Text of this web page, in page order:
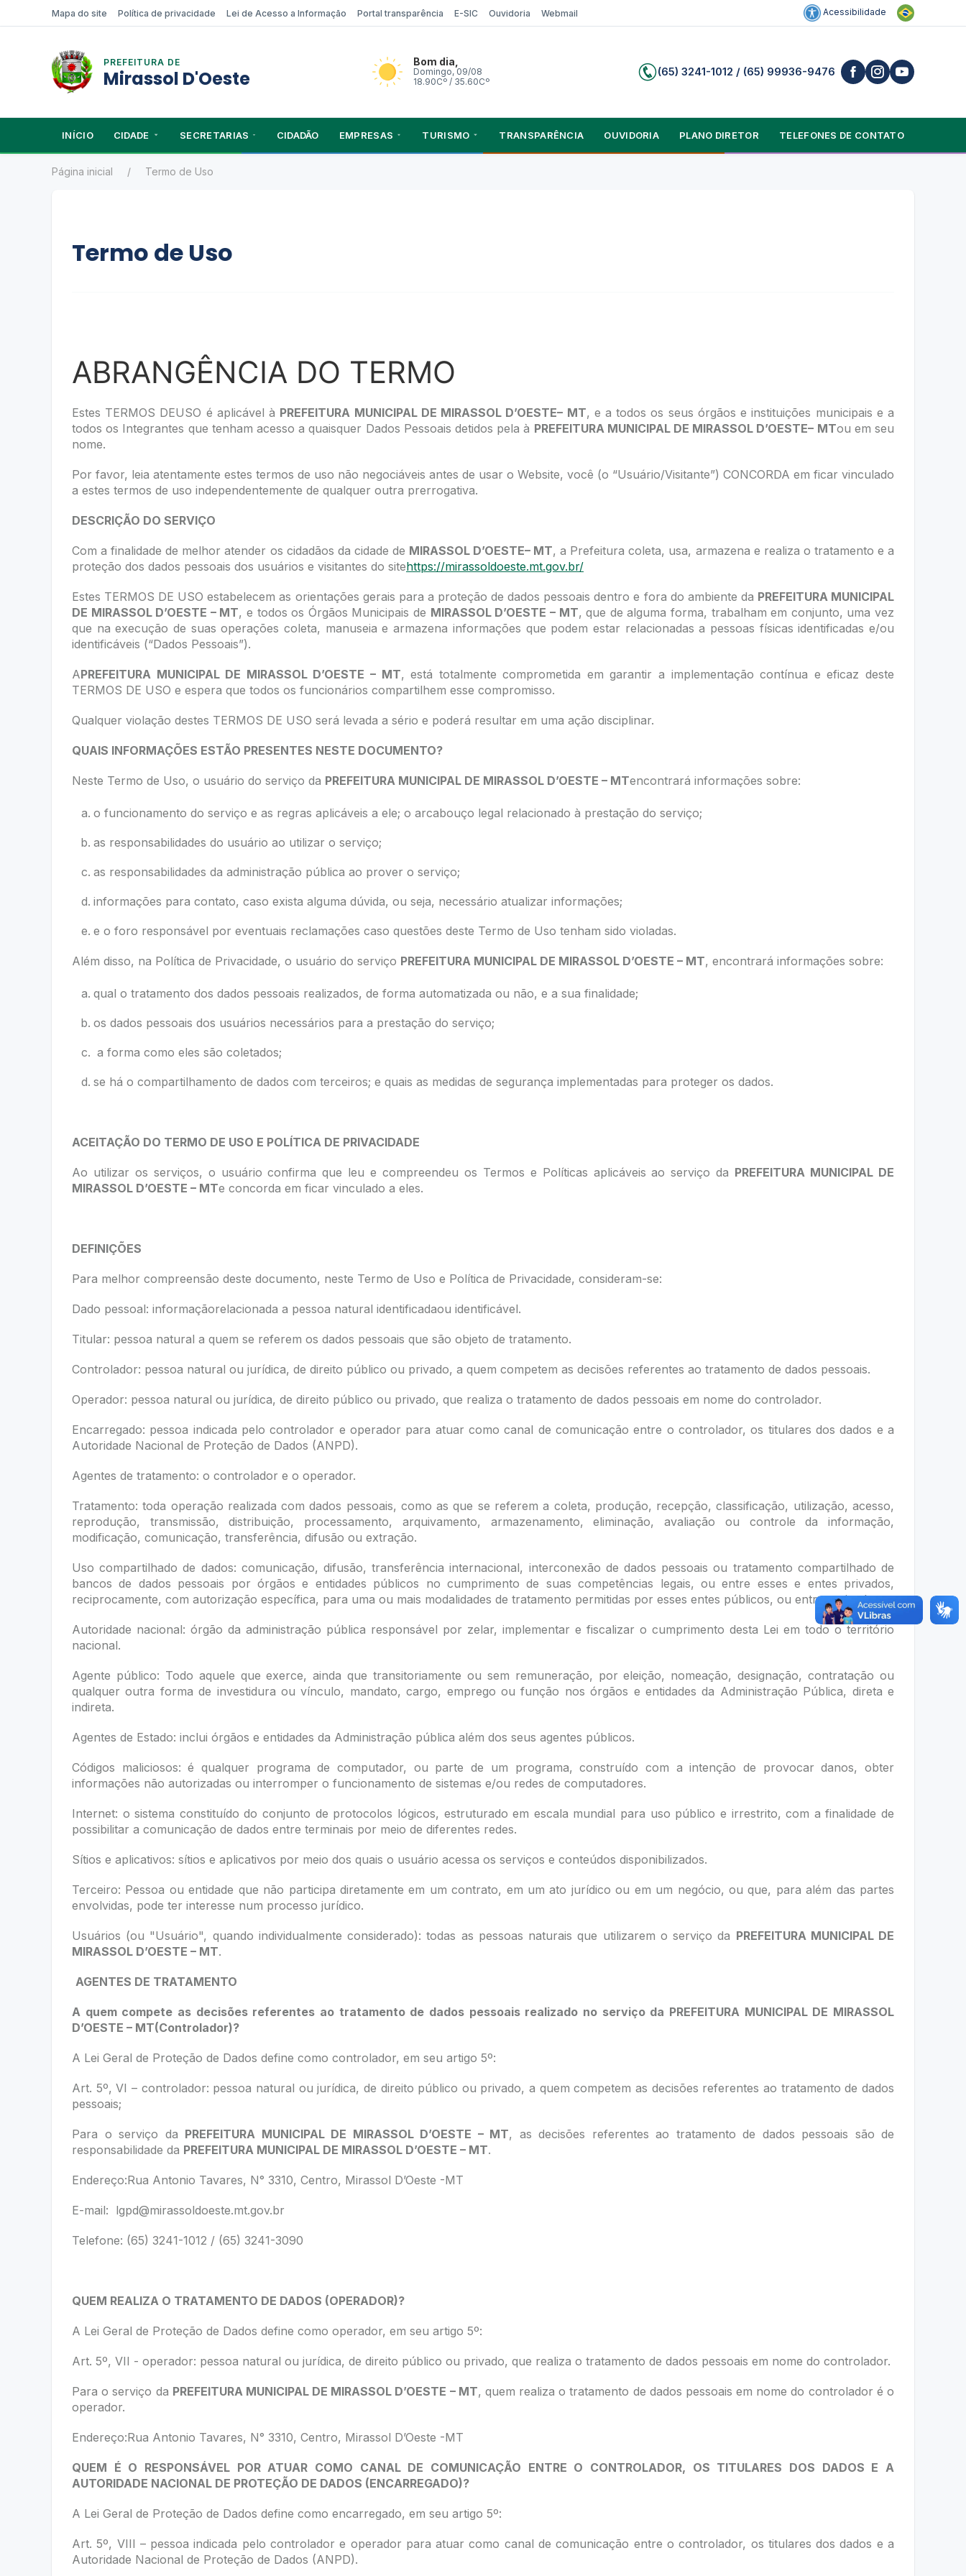
Mapa do site Política de privacidade Lei de Acesso a Informação Portal transparência E-SIC Ouvidoria Webmail Acessibilidade
PREFEITURA DE
Mirassol D'Oeste
Bom dia,
Domingo, 09/08
18.90Cº / 35.60Cº
(65) 3241-1012 / (65) 99936-9476
INÍCIO CIDADE SECRETARIAS CIDADÃO EMPRESAS TURISMO TRANSPARÊNCIA OUVIDORIA PLANO DIRETOR TELEFONES DE CONTATO
Página inicial Termo de Uso
Termo de Uso
ABRANGÊNCIA DO TERMO
Estes TERMOS DEUSO é aplicável à PREFEITURA MUNICIPAL DE MIRASSOL D’OESTE– MT, e a todos os seus órgãos e instituições municipais e a
todos os Integrantes que tenham acesso a quaisquer Dados Pessoais detidos pela à PREFEITURA MUNICIPAL DE MIRASSOL D’OESTE– MTou em seu
nome.
Por favor, leia atentamente estes termos de uso não negociáveis antes de usar o Website, você (o “Usuário/Visitante”) CONCORDA em ficar vinculado
a estes termos de uso independentemente de qualquer outra prerrogativa.
DESCRIÇÃO DO SERVIÇO
Com a finalidade de melhor atender os cidadãos da cidade de MIRASSOL D’OESTE– MT, a Prefeitura coleta, usa, armazena e realiza o tratamento e a
proteção dos dados pessoais dos usuários e visitantes do sitehttps://mirassoldoeste.mt.gov.br/
Estes TERMOS DE USO estabelecem as orientações gerais para a proteção de dados pessoais dentro e fora do ambiente da PREFEITURA MUNICIPAL
DE MIRASSOL D’OESTE – MT, e todos os Órgãos Municipais de MIRASSOL D’OESTE – MT, que de alguma forma, trabalham em conjunto, uma vez
que na execução de suas operações coleta, manuseia e armazena informações que podem estar relacionadas a pessoas físicas identificadas e/ou
identificáveis (“Dados Pessoais”).
APREFEITURA MUNICIPAL DE MIRASSOL D’OESTE – MT, está totalmente comprometida em garantir a implementação contínua e eficaz deste
TERMOS DE USO e espera que todos os funcionários compartilhem esse compromisso.
Qualquer violação destes TERMOS DE USO será levada a sério e poderá resultar em uma ação disciplinar.
QUAIS INFORMAÇÕES ESTÃO PRESENTES NESTE DOCUMENTO?
Neste Termo de Uso, o usuário do serviço da PREFEITURA MUNICIPAL DE MIRASSOL D’OESTE – MTencontrará informações sobre:
o funcionamento do serviço e as regras aplicáveis a ele; o arcabouço legal relacionado à prestação do serviço;
as responsabilidades do usuário ao utilizar o serviço;
as responsabilidades da administração pública ao prover o serviço;
informações para contato, caso exista alguma dúvida, ou seja, necessário atualizar informações;
e o foro responsável por eventuais reclamações caso questões deste Termo de Uso tenham sido violadas.
Além disso, na Política de Privacidade, o usuário do serviço PREFEITURA MUNICIPAL DE MIRASSOL D’OESTE – MT, encontrará informações sobre:
qual o tratamento dos dados pessoais realizados, de forma automatizada ou não, e a sua finalidade;
os dados pessoais dos usuários necessários para a prestação do serviço;
a forma como eles são coletados;
se há o compartilhamento de dados com terceiros; e quais as medidas de segurança implementadas para proteger os dados.
ACEITAÇÃO DO TERMO DE USO E POLÍTICA DE PRIVACIDADE
Ao utilizar os serviços, o usuário confirma que leu e compreendeu os Termos e Políticas aplicáveis ao serviço da PREFEITURA MUNICIPAL DE
MIRASSOL D’OESTE – MTe concorda em ficar vinculado a eles.
DEFINIÇÕES
Para melhor compreensão deste documento, neste Termo de Uso e Política de Privacidade, consideram-se:
Dado pessoal: informaçãorelacionada a pessoa natural identificadaou identificável.
Titular: pessoa natural a quem se referem os dados pessoais que são objeto de tratamento.
Controlador: pessoa natural ou jurídica, de direito público ou privado, a quem competem as decisões referentes ao tratamento de dados pessoais.
Operador: pessoa natural ou jurídica, de direito público ou privado, que realiza o tratamento de dados pessoais em nome do controlador.
Encarregado: pessoa indicada pelo controlador e operador para atuar como canal de comunicação entre o controlador, os titulares dos dados e a
Autoridade Nacional de Proteção de Dados (ANPD).
Agentes de tratamento: o controlador e o operador.
Tratamento: toda operação realizada com dados pessoais, como as que se referem a coleta, produção, recepção, classificação, utilização, acesso,
reprodução, transmissão, distribuição, processamento, arquivamento, armazenamento, eliminação, avaliação ou controle da informação,
modificação, comunicação, transferência, difusão ou extração.
Uso compartilhado de dados: comunicação, difusão, transferência internacional, interconexão de dados pessoais ou tratamento compartilhado de
bancos de dados pessoais por órgãos e entidades públicos no cumprimento de suas competências legais, ou entre esses e entes privados,
reciprocamente, com autorização específica, para uma ou mais modalidades de tratamento permitidas por esses entes públicos, ou entres privados.
Autoridade nacional: órgão da administração pública responsável por zelar, implementar e fiscalizar o cumprimento desta Lei em todo o território
nacional.
Agente público: Todo aquele que exerce, ainda que transitoriamente ou sem remuneração, por eleição, nomeação, designação, contratação ou
qualquer outra forma de investidura ou vínculo, mandato, cargo, emprego ou função nos órgãos e entidades da Administração Pública, direta e
indireta.
Agentes de Estado: inclui órgãos e entidades da Administração pública além dos seus agentes públicos.
Códigos maliciosos: é qualquer programa de computador, ou parte de um programa, construído com a intenção de provocar danos, obter
informações não autorizadas ou interromper o funcionamento de sistemas e/ou redes de computadores.
Internet: o sistema constituído do conjunto de protocolos lógicos, estruturado em escala mundial para uso público e irrestrito, com a finalidade de
possibilitar a comunicação de dados entre terminais por meio de diferentes redes.
Sítios e aplicativos: sítios e aplicativos por meio dos quais o usuário acessa os serviços e conteúdos disponibilizados.
Terceiro: Pessoa ou entidade que não participa diretamente em um contrato, em um ato jurídico ou em um negócio, ou que, para além das partes
envolvidas, pode ter interesse num processo jurídico.
Usuários (ou "Usuário", quando individualmente considerado): todas as pessoas naturais que utilizarem o serviço da PREFEITURA MUNICIPAL DE
MIRASSOL D’OESTE – MT.
AGENTES DE TRATAMENTO
A quem compete as decisões referentes ao tratamento de dados pessoais realizado no serviço da PREFEITURA MUNICIPAL DE MIRASSOL
D’OESTE – MT(Controlador)?
A Lei Geral de Proteção de Dados define como controlador, em seu artigo 5º:
Art. 5º, VI – controlador: pessoa natural ou jurídica, de direito público ou privado, a quem competem as decisões referentes ao tratamento de dados
pessoais;
Para o serviço da PREFEITURA MUNICIPAL DE MIRASSOL D’OESTE – MT, as decisões referentes ao tratamento de dados pessoais são de
responsabilidade da PREFEITURA MUNICIPAL DE MIRASSOL D’OESTE – MT.
Endereço:Rua Antonio Tavares, N° 3310, Centro, Mirassol D’Oeste -MT
E-mail: lgpd@mirassoldoeste.mt.gov.br
Telefone: (65) 3241-1012 / (65) 3241-3090
QUEM REALIZA O TRATAMENTO DE DADOS (OPERADOR)?
A Lei Geral de Proteção de Dados define como operador, em seu artigo 5º:
Art. 5º, VII - operador: pessoa natural ou jurídica, de direito público ou privado, que realiza o tratamento de dados pessoais em nome do controlador.
Para o serviço da PREFEITURA MUNICIPAL DE MIRASSOL D’OESTE – MT, quem realiza o tratamento de dados pessoais em nome do controlador é o
operador.
Endereço:Rua Antonio Tavares, N° 3310, Centro, Mirassol D’Oeste -MT
QUEM É O RESPONSÁVEL POR ATUAR COMO CANAL DE COMUNICAÇÃO ENTRE O CONTROLADOR, OS TITULARES DOS DADOS E A
AUTORIDADE NACIONAL DE PROTEÇÃO DE DADOS (ENCARREGADO)?
A Lei Geral de Proteção de Dados define como encarregado, em seu artigo 5º:
Art. 5º, VIII – pessoa indicada pelo controlador e operador para atuar como canal de comunicação entre o controlador, os titulares dos dados e a
Autoridade Nacional de Proteção de Dados (ANPD).